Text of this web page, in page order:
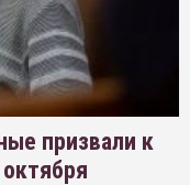
призвали к